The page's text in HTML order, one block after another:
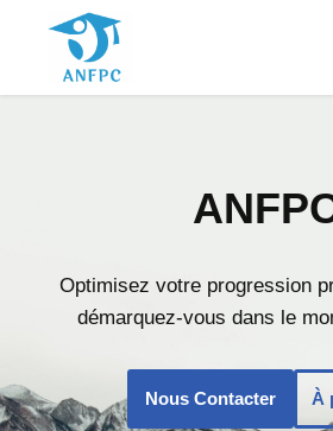
Optimisez votre progression
démarquez-vous dans le
Nous Contacter À